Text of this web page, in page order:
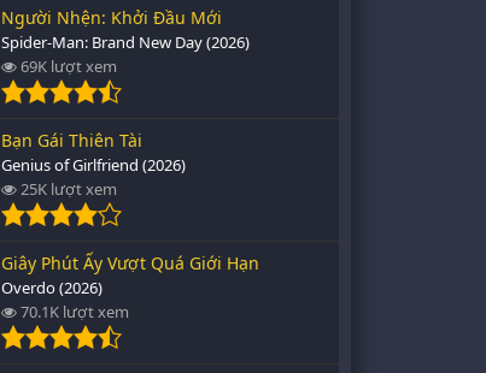
Người Nhện: Khởi Đầu Mới
Spider-Man: Brand New Day (2026)
69K lượt xem
Bạn Gái Thiên Tài
Genius of Girlfriend (2026)
25K lượt xem
Giây Phút Ấy Vượt Quá Giới Hạn
Overdo (2026)
70.1K lượt xem